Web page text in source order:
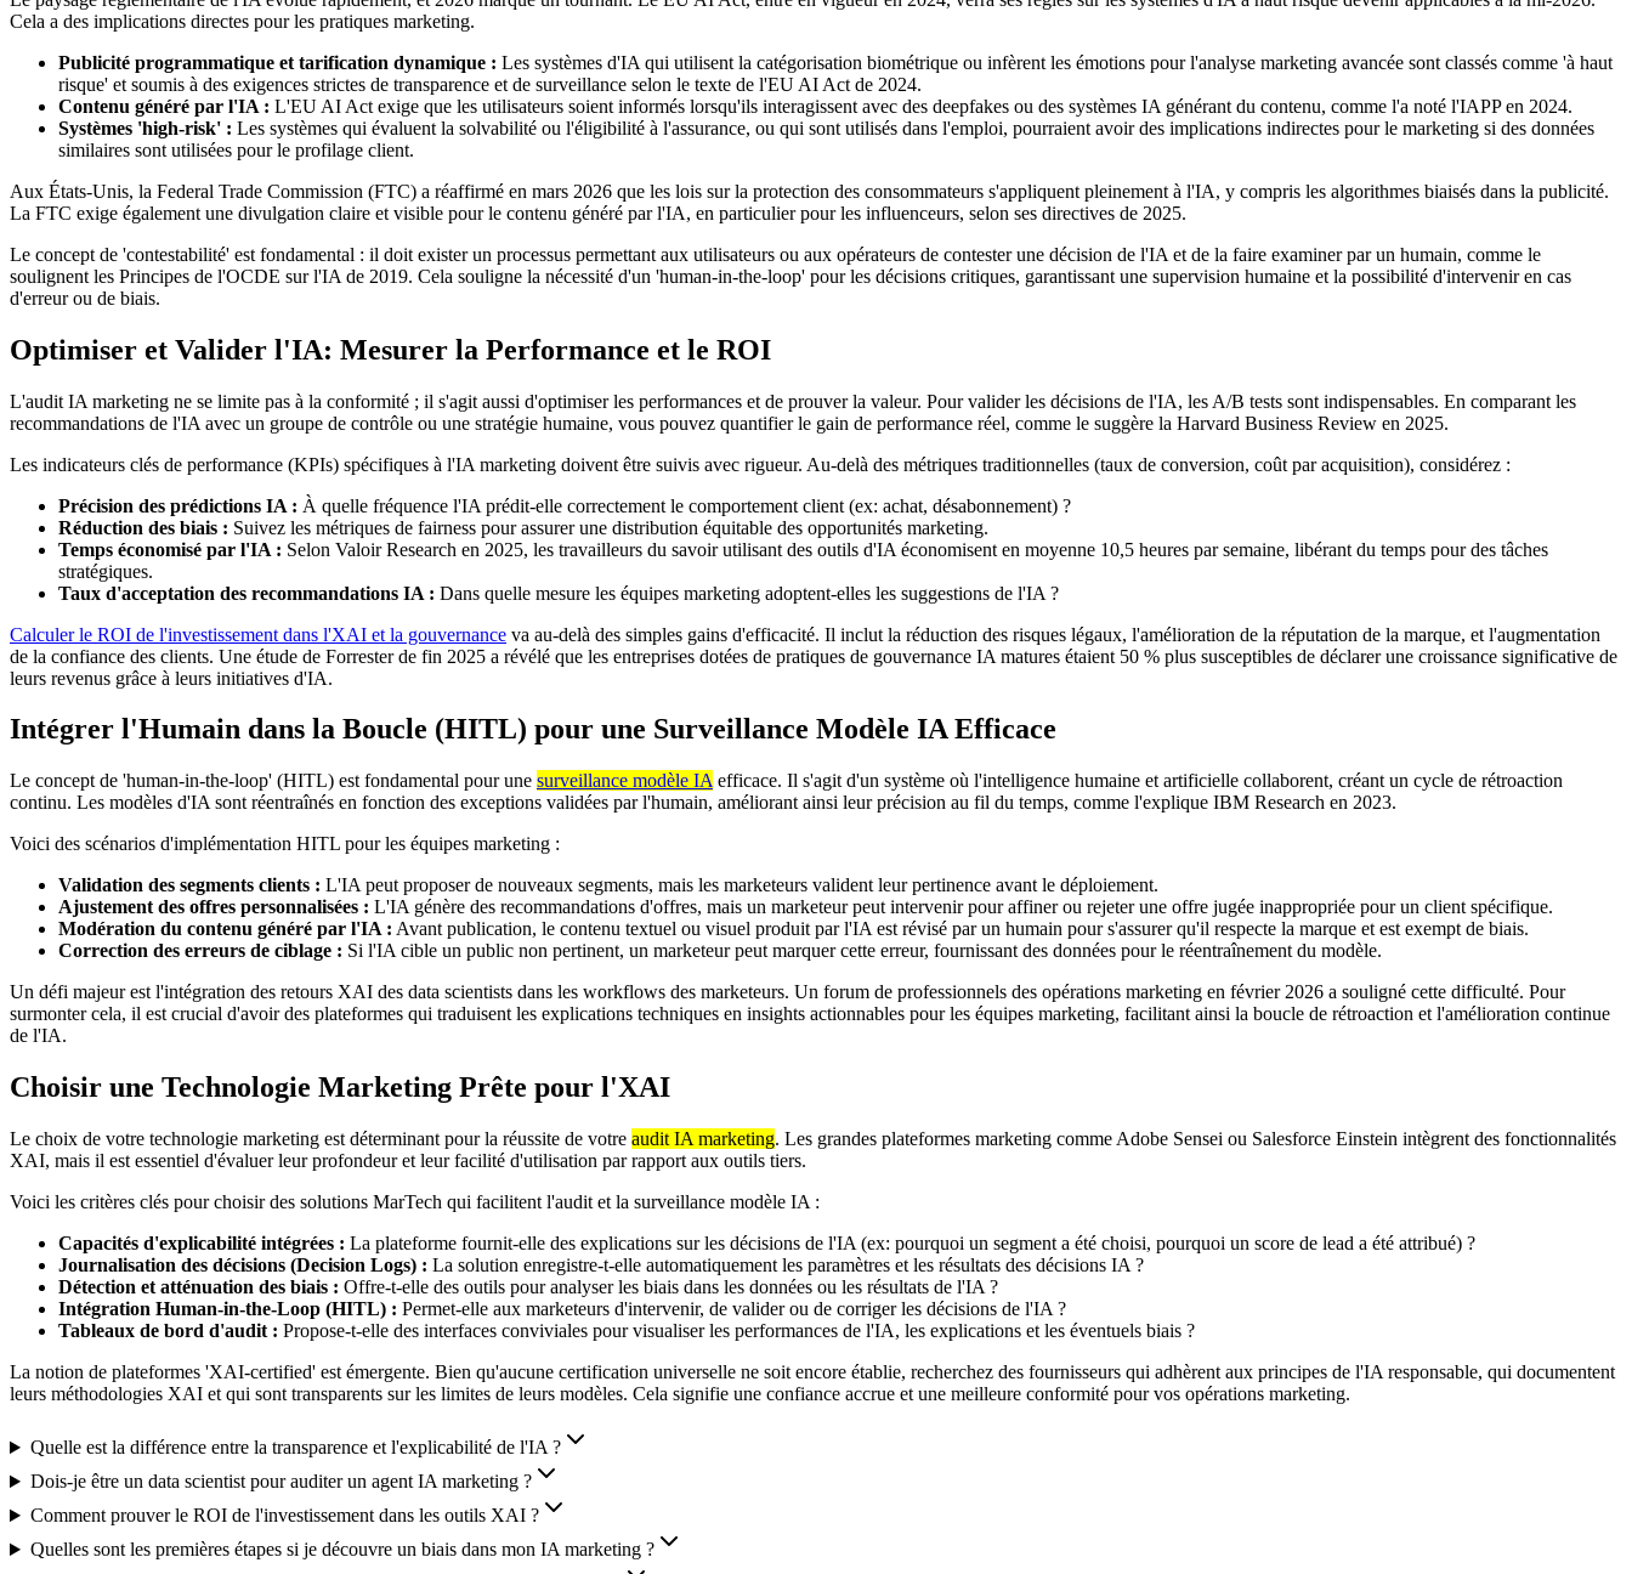
Cela a des implications directes pour les pratiques marketing.
Publicité programmatique et tarification dynamique : Les systèmes d'IA qui utilisent la catégorisation biométrique ou infèrent les émotions pour l'analyse marketing avancée sont classés comme 'à haut
risque' et soumis à des exigences strictes de transparence et de surveillance selon le texte de l'EU AI Act de 2024.
Contenu généré par l'IA : L'EU AI Act exige que les utilisateurs soient informés lorsqu'ils interagissent avec des deepfakes ou des systèmes IA générant du contenu, comme l'a noté l'IAPP en 2024.
Systèmes 'high-risk' : Les systèmes qui évaluent la solvabilité ou l'éligibilité à l'assurance, ou qui sont utilisés dans l'emploi, pourraient avoir des implications indirectes pour le marketing si des données
similaires sont utilisées pour le profilage client.
Aux États-Unis, la Federal Trade Commission (FTC) a réaffirmé en mars 2026 que les lois sur la protection des consommateurs s'appliquent pleinement à l'IA, y compris les algorithmes biaisés dans la publicité.
La FTC exige également une divulgation claire et visible pour le contenu généré par l'IA, en particulier pour les influenceurs, selon ses directives de 2025.
Le concept de 'contestabilité' est fondamental : il doit exister un processus permettant aux utilisateurs ou aux opérateurs de contester une décision de l'IA et de la faire examiner par un humain, comme le
soulignent les Principes de l'OCDE sur l'IA de 2019. Cela souligne la nécessité d'un 'human-in-the-loop' pour les décisions critiques, garantissant une supervision humaine et la possibilité d'intervenir en cas
d'erreur ou de biais.
Optimiser et Valider l'IA: Mesurer la Performance et le ROI
L'audit IA marketing ne se limite pas à la conformité ; il s'agit aussi d'optimiser les performances et de prouver la valeur. Pour valider les décisions de l'IA, les A/B tests sont indispensables. En comparant les
recommandations de l'IA avec un groupe de contrôle ou une stratégie humaine, vous pouvez quantifier le gain de performance réel, comme le suggère la Harvard Business Review en 2025.
Les indicateurs clés de performance (KPIs) spécifiques à l'IA marketing doivent être suivis avec rigueur. Au-delà des métriques traditionnelles (taux de conversion, coût par acquisition), considérez :
Précision des prédictions IA : À quelle fréquence l'IA prédit-elle correctement le comportement client (ex: achat, désabonnement) ?
Réduction des biais : Suivez les métriques de fairness pour assurer une distribution équitable des opportunités marketing.
Temps économisé par l'IA : Selon Valoir Research en 2025, les travailleurs du savoir utilisant des outils d'IA économisent en moyenne 10,5 heures par semaine, libérant du temps pour des tâches
stratégiques.
Taux d'acceptation des recommandations IA : Dans quelle mesure les équipes marketing adoptent-elles les suggestions de l'IA ?
Calculer le ROI de l'investissement dans l'XAI et la gouvernance va au-delà des simples gains d'efficacité. Il inclut la réduction des risques légaux, l'amélioration de la réputation de la marque, et l'augmentation
de la confiance des clients. Une étude de Forrester de fin 2025 a révélé que les entreprises dotées de pratiques de gouvernance IA matures étaient 50 % plus susceptibles de déclarer une croissance significative de
leurs revenus grâce à leurs initiatives d'IA.
Intégrer l'Humain dans la Boucle (HITL) pour une Surveillance Modèle IA Efficace
Le concept de 'human-in-the-loop' (HITL) est fondamental pour une surveillance modèle IA efficace. Il s'agit d'un système où l'intelligence humaine et artificielle collaborent, créant un cycle de rétroaction
continu. Les modèles d'IA sont réentraînés en fonction des exceptions validées par l'humain, améliorant ainsi leur précision au fil du temps, comme l'explique IBM Research en 2023.
Voici des scénarios d'implémentation HITL pour les équipes marketing :
Validation des segments clients : L'IA peut proposer de nouveaux segments, mais les marketeurs valident leur pertinence avant le déploiement.
Ajustement des offres personnalisées : L'IA génère des recommandations d'offres, mais un marketeur peut intervenir pour affiner ou rejeter une offre jugée inappropriée pour un client spécifique.
Modération du contenu généré par l'IA : Avant publication, le contenu textuel ou visuel produit par l'IA est révisé par un humain pour s'assurer qu'il respecte la marque et est exempt de biais.
Correction des erreurs de ciblage : Si l'IA cible un public non pertinent, un marketeur peut marquer cette erreur, fournissant des données pour le réentraînement du modèle.
Un défi majeur est l'intégration des retours XAI des data scientists dans les workflows des marketeurs. Un forum de professionnels des opérations marketing en février 2026 a souligné cette difficulté. Pour
surmonter cela, il est crucial d'avoir des plateformes qui traduisent les explications techniques en insights actionnables pour les équipes marketing, facilitant ainsi la boucle de rétroaction et l'amélioration continue
de l'IA.
Choisir une Technologie Marketing Prête pour l'XAI
Le choix de votre technologie marketing est déterminant pour la réussite de votre audit IA marketing. Les grandes plateformes marketing comme Adobe Sensei ou Salesforce Einstein intègrent des fonctionnalités
XAI, mais il est essentiel d'évaluer leur profondeur et leur facilité d'utilisation par rapport aux outils tiers.
Voici les critères clés pour choisir des solutions MarTech qui facilitent l'audit et la surveillance modèle IA :
Capacités d'explicabilité intégrées : La plateforme fournit-elle des explications sur les décisions de l'IA (ex: pourquoi un segment a été choisi, pourquoi un score de lead a été attribué) ?
Journalisation des décisions (Decision Logs) : La solution enregistre-t-elle automatiquement les paramètres et les résultats des décisions IA ?
Détection et atténuation des biais : Offre-t-elle des outils pour analyser les biais dans les données ou les résultats de l'IA ?
Intégration Human-in-the-Loop (HITL) : Permet-elle aux marketeurs d'intervenir, de valider ou de corriger les décisions de l'IA ?
Tableaux de bord d'audit : Propose-t-elle des interfaces conviviales pour visualiser les performances de l'IA, les explications et les éventuels biais ?
La notion de plateformes 'XAI-certified' est émergente. Bien qu'aucune certification universelle ne soit encore établie, recherchez des fournisseurs qui adhèrent aux principes de l'IA responsable, qui documentent
leurs méthodologies XAI et qui sont transparents sur les limites de leurs modèles. Cela signifie une confiance accrue et une meilleure conformité pour vos opérations marketing.
Quelle est la différence entre la transparence et l'explicabilité de l'IA ?
Dois-je être un data scientist pour auditer un agent IA marketing ?
Comment prouver le ROI de l'investissement dans les outils XAI ?
Quelles sont les premières étapes si je découvre un biais dans mon IA marketing ?